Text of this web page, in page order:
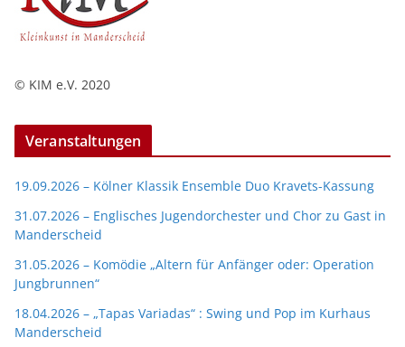
© KIM e.V. 2020
Veranstaltungen
19.09.2026 – Kölner Klassik Ensemble Duo Kravets-Kassung
31.07.2026 – Englisches Jugendorchester und Chor zu Gast in
Manderscheid
31.05.2026 – Komödie „Altern für Anfänger oder: Operation
Jungbrunnen“
18.04.2026 – „Tapas Variadas“ : Swing und Pop im Kurhaus
Manderscheid